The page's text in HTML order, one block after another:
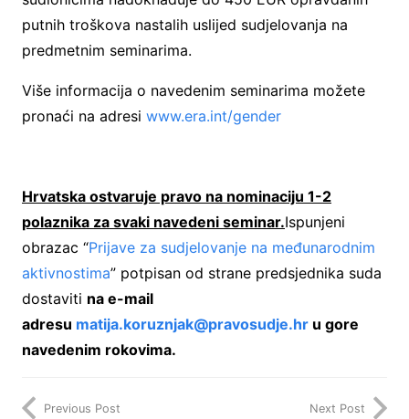
putnih troškova nastalih uslijed sudjelovanja na
predmetnim seminarima.
Više informacija o navedenim seminarima možete
pronaći na adresi www.era.int/gender
Hrvatska ostvaruje pravo na nominaciju 1-2
polaznika za svaki navedeni seminar.Ispunjeni
obrazac “Prijave za sudjelovanje na međunarodnim
aktivnostima” potpisan od strane predsjednika suda
dostaviti na e-mail
adresu matija.koruznjak@pravosudje.hr u gore
navedenim rokovima.
Previous Post Next Post